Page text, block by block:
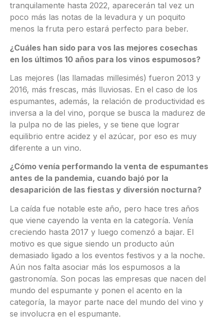
tranquilamente hasta 2022, aparecerán tal vez un
poco más las notas de la levadura y un poquito
menos la fruta pero estará perfecto para beber.
¿Cuáles han sido para vos las mejores cosechas
en los últimos 10 años para los vinos espumosos?
Las mejores (las llamadas millesimés) fueron 2013 y
2016, más frescas, más lluviosas. En el caso de los
espumantes, además, la relación de productividad es
inversa a la del vino, porque se busca la madurez de
la pulpa no de las pieles, y se tiene que lograr
equilibrio entre acidez y el azúcar, por eso es muy
diferente a un vino.
¿Cómo venía performando la venta de espumantes
antes de la pandemia, cuando bajó por la
desaparición de las fiestas y diversión nocturna?
La caída fue notable este año, pero hace tres años
que viene cayendo la venta en la categoría. Venía
creciendo hasta 2017 y luego comenzó a bajar. El
motivo es que sigue siendo un producto aún
demasiado ligado a los eventos festivos y a la noche.
Aún nos falta asociar más los espumosos a la
gastronomía. Son pocas las empresas que nacen del
mundo del espumante y ponen el acento en la
categoría, la mayor parte nace del mundo del vino y
se involucra en el espumante.